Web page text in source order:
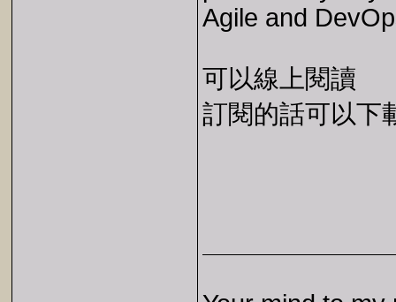
Agile and
可以線上閱讀
訂閱的話可以下